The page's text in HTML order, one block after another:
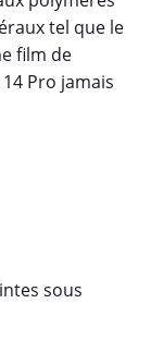
tel que le
film de
Pro jamais
sous